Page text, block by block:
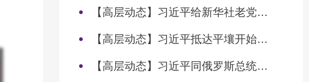
【高层动态】习近平给新华社老党员张连生回信强调 传承红色基因 在新征程上书写优异答卷
【高层动态】习近平抵达平壤开始对朝鲜进行国事访问
【高层动态】习近平同俄罗斯总统普京会谈